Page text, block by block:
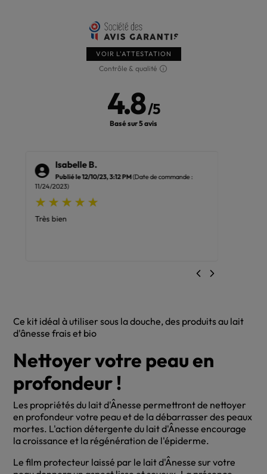
VOIR L'ATTESTATION
Contrôle & qualité
4.8 /5
Basé sur 5 avis
Isabelle B.
Publié le 12/10/23, 3:12 PM (Date de commande :
11/24/2023)
Très bien
Ce kit idéal à utiliser sous la douche, des produits au lait
d'ânesse frais et bio
Nettoyer votre peau en
profondeur !
Les propriétés du lait d'Ânesse permettront de nettoyer
en profondeur votre peau et de la débarrasser des peaux
mortes. L'action détergente du lait d'Ânesse encourage
la croissance et la régénération de l'épiderme.
Le film protecteur laissé par le lait d'Ânesse sur votre